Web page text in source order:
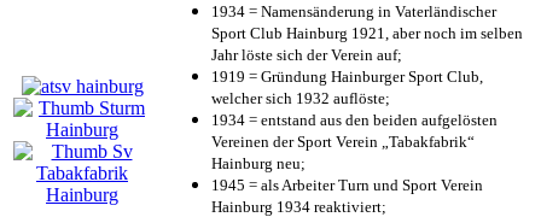
1934 = Namensänderung in Vaterländischer
Sport Club Hainburg 1921, aber noch im selben
Jahr löste sich der Verein auf;
1919 = Gründung Hainburger Sport Club,
welcher sich 1932 auflöste;
1934 = entstand aus den beiden aufgelösten
Vereinen der Sport Verein „Tabakfabrik“
Hainburg neu;
1945 = als Arbeiter Turn und Sport Verein
Hainburg 1934 reaktiviert;